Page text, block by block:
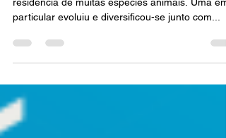
para a proteção das abelhas
Por Samuel Boff O planeta Terra é o local de